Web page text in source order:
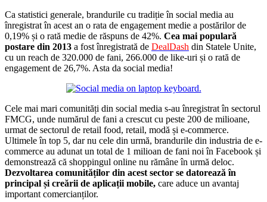
Ca statistici generale, brandurile cu tradiție în social media au
înregistrat în acest an o rata de engagement medie a postărilor de
0,19% și o rată medie de răspuns de 42%. Cea mai populară
postare din 2013 a fost înregistrată de DealDash din Statele Unite,
cu un reach de 320.000 de fani, 266.000 de like-uri și o rată de
engagement de 26,7%. Asta da social media!
Cele mai mari comunități din social media s-au înregistrat în sectorul
FMCG, unde numărul de fani a crescut cu peste 200 de milioane,
urmat de sectorul de retail food, retail, modă și e-commerce.
Ultimele în top 5, dar nu cele din urmă, brandurile din industria de e-
commerce au adunat un total de 1 milioan de fani noi în Facebook și
demonstrează că shoppingul online nu rămâne în urmă deloc.
Dezvoltarea comunităților din acest sector se datorează în
principal și creării de aplicații mobile, care aduce un avantaj
important comercianților.